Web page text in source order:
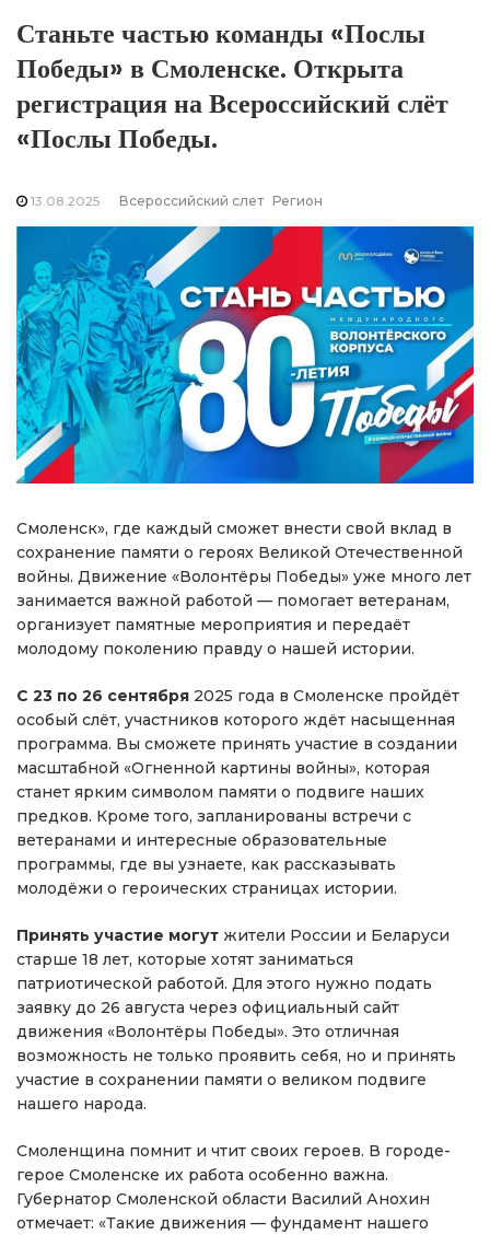
Станьте частью команды «Послы
Победы» в Смоленске. Открыта
регистрация на Всероссийский слёт
«Послы Победы.
13.08.2025 Всероссийский слет Регион
Смоленск», где каждый сможет внести свой вклад в
сохранение памяти о героях Великой Отечественной
войны. Движение «Волонтёры Победы» уже много лет
занимается важной работой — помогает ветеранам,
организует памятные мероприятия и передаёт
молодому поколению правду о нашей истории.
С 23 по 26 сентября 2025 года в Смоленске пройдёт
особый слёт, участников которого ждёт насыщенная
программа. Вы сможете принять участие в создании
масштабной «Огненной картины войны», которая
станет ярким символом памяти о подвиге наших
предков. Кроме того, запланированы встречи с
ветеранами и интересные образовательные
программы, где вы узнаете, как рассказывать
молодёжи о героических страницах истории.
Принять участие могут жители России и Беларуси
старше 18 лет, которые хотят заниматься
патриотической работой. Для этого нужно подать
заявку до 26 августа через официальный сайт
движения «Волонтёры Победы». Это отличная
возможность не только проявить себя, но и принять
участие в сохранении памяти о великом подвиге
нашего народа.
Смоленщина помнит и чтит своих героев. В городе-
герое Смоленске их работа особенно важна.
Губернатор Смоленской области Василий Анохин
отмечает: «Такие движения — фундамент нашего